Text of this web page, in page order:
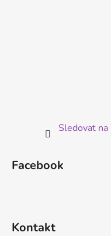
Sledovat
Facebook
Kontakt